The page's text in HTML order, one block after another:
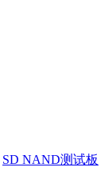
SD NAND测试板